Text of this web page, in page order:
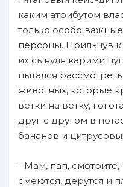
каким атрибутом
только особо
персоны. Прильнув
их сынуля карими
пытался
животных, которые
ветки на ветку,
друг с другом в
бананов и
- Мам, пап,
смеются, дерутся и